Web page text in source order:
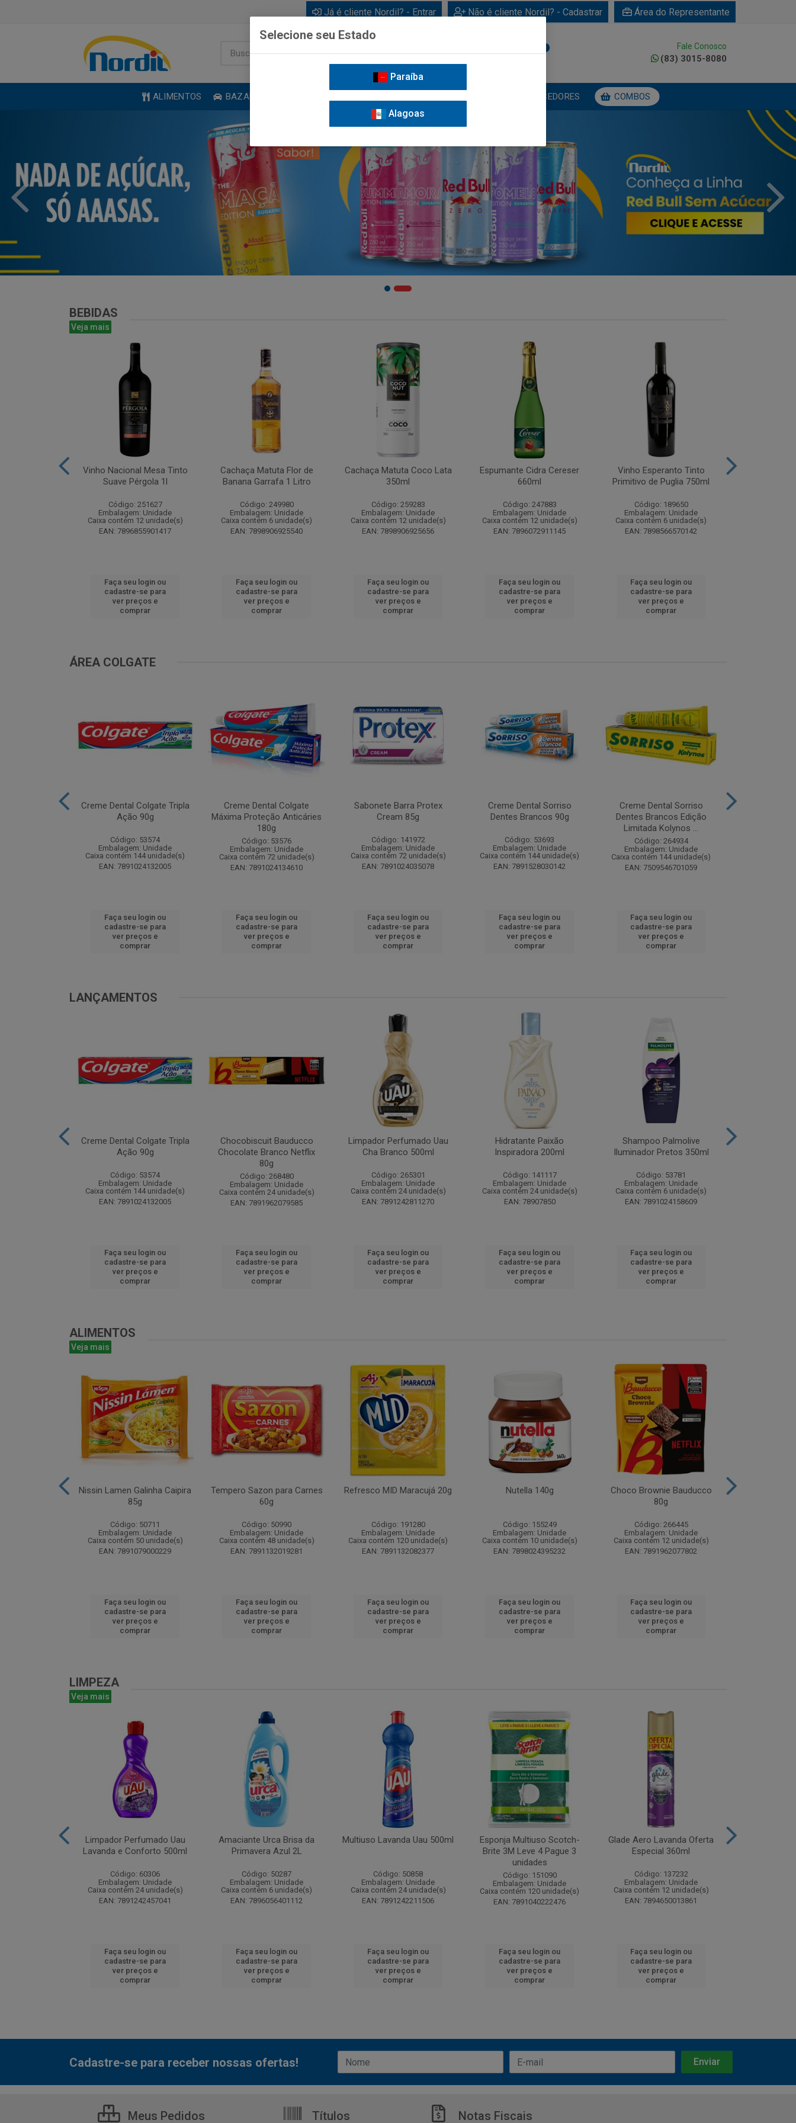
Já é cliente Nordil? - Entrar Não é cliente Nordil? - Cadastrar Área do Representante
Fale Conosco
(83) 3015-8080
ALIMENTOS BAZAR FORNECEDORES COMBOS
BEBIDAS
Veja mais
Vinho Nacional Mesa Tinto
Suave Pérgola 1l
Código: 251627
Embalagem: Unidade
Caixa contém 12 unidade(s)
EAN: 7896855901417
Faça seu login ou
cadastre-se para
ver preços e
comprar
Cachaça Matuta Flor de
Banana Garrafa 1 Litro
Código: 249980
Embalagem: Unidade
Caixa contém 6 unidade(s)
EAN: 7898906925540
Faça seu login ou
cadastre-se para
ver preços e
comprar
Cachaça Matuta Coco Lata
350ml
Código: 259283
Embalagem: Unidade
Caixa contém 12 unidade(s)
EAN: 7898906925656
Faça seu login ou
cadastre-se para
ver preços e
comprar
Espumante Cidra Cereser
660ml
Código: 247883
Embalagem: Unidade
Caixa contém 12 unidade(s)
EAN: 7896072911145
Faça seu login ou
cadastre-se para
ver preços e
comprar
Vinho Esperanto Tinto
Primitivo de Puglia 750ml
Código: 189650
Embalagem: Unidade
Caixa contém 6 unidade(s)
EAN: 7898566570142
Faça seu login ou
cadastre-se para
ver preços e
comprar
ÁREA COLGATE
Creme Dental Colgate Tripla
Ação 90g
Código: 53574
Embalagem: Unidade
Caixa contém 144 unidade(s)
EAN: 7891024132005
Faça seu login ou
cadastre-se para
ver preços e
comprar
Creme Dental Colgate
Máxima Proteção Anticáries
180g
Código: 53576
Embalagem: Unidade
Caixa contém 72 unidade(s)
EAN: 7891024134610
Faça seu login ou
cadastre-se para
ver preços e
comprar
Sabonete Barra Protex
Cream 85g
Código: 141972
Embalagem: Unidade
Caixa contém 72 unidade(s)
EAN: 7891024035078
Faça seu login ou
cadastre-se para
ver preços e
comprar
Creme Dental Sorriso
Dentes Brancos 90g
Código: 53693
Embalagem: Unidade
Caixa contém 144 unidade(s)
EAN: 7891528030142
Faça seu login ou
cadastre-se para
ver preços e
comprar
Creme Dental Sorriso
Dentes Brancos Edição
Limitada Kolynos ...
Código: 264934
Embalagem: Unidade
Caixa contém 144 unidade(s)
EAN: 7509546701059
Faça seu login ou
cadastre-se para
ver preços e
comprar
LANÇAMENTOS
Creme Dental Colgate Tripla
Ação 90g
Código: 53574
Embalagem: Unidade
Caixa contém 144 unidade(s)
EAN: 7891024132005
Faça seu login ou
cadastre-se para
ver preços e
comprar
Chocobiscuit Bauducco
Chocolate Branco Netflix
80g
Código: 268480
Embalagem: Unidade
Caixa contém 24 unidade(s)
EAN: 7891962079585
Faça seu login ou
cadastre-se para
ver preços e
comprar
Limpador Perfumado Uau
Cha Branco 500ml
Código: 265301
Embalagem: Unidade
Caixa contém 24 unidade(s)
EAN: 7891242811270
Faça seu login ou
cadastre-se para
ver preços e
comprar
Hidratante Paixão
Inspiradora 200ml
Código: 141117
Embalagem: Unidade
Caixa contém 24 unidade(s)
EAN: 78907850
Faça seu login ou
cadastre-se para
ver preços e
comprar
Shampoo Palmolive
Iluminador Pretos 350ml
Código: 53781
Embalagem: Unidade
Caixa contém 6 unidade(s)
EAN: 7891024158609
Faça seu login ou
cadastre-se para
ver preços e
comprar
ALIMENTOS
Veja mais
Nissin Lamen Galinha Caipira
85g
Código: 50711
Embalagem: Unidade
Caixa contém 50 unidade(s)
EAN: 7891079000229
Faça seu login ou
cadastre-se para
ver preços e
comprar
Tempero Sazon para Carnes
60g
Código: 50990
Embalagem: Unidade
Caixa contém 48 unidade(s)
EAN: 7891132019281
Faça seu login ou
cadastre-se para
ver preços e
comprar
Refresco MID Maracujá 20g
Código: 191280
Embalagem: Unidade
Caixa contém 120 unidade(s)
EAN: 7891132082377
Faça seu login ou
cadastre-se para
ver preços e
comprar
Nutella 140g
Código: 155249
Embalagem: Unidade
Caixa contém 10 unidade(s)
EAN: 7898024395232
Faça seu login ou
cadastre-se para
ver preços e
comprar
Choco Brownie Bauducco
80g
Código: 266445
Embalagem: Unidade
Caixa contém 12 unidade(s)
EAN: 7891962077802
Faça seu login ou
cadastre-se para
ver preços e
comprar
LIMPEZA
Veja mais
Limpador Perfumado Uau
Lavanda e Conforto 500ml
Código: 60306
Embalagem: Unidade
Caixa contém 24 unidade(s)
EAN: 7891242457041
Faça seu login ou
cadastre-se para
ver preços e
comprar
Amaciante Urca Brisa da
Primavera Azul 2L
Código: 50287
Embalagem: Unidade
Caixa contém 6 unidade(s)
EAN: 7896056401112
Faça seu login ou
cadastre-se para
ver preços e
comprar
Multiuso Lavanda Uau 500ml
Código: 50858
Embalagem: Unidade
Caixa contém 24 unidade(s)
EAN: 7891242211506
Faça seu login ou
cadastre-se para
ver preços e
comprar
Esponja Multiuso Scotch-
Brite 3M Leve 4 Pague 3
unidades
Código: 151090
Embalagem: Unidade
Caixa contém 120 unidade(s)
EAN: 7891040222476
Faça seu login ou
cadastre-se para
ver preços e
comprar
Glade Aero Lavanda Oferta
Especial 360ml
Código: 137232
Embalagem: Unidade
Caixa contém 12 unidade(s)
EAN: 7894650013861
Faça seu login ou
cadastre-se para
ver preços e
comprar
Cadastre-se para receber nossas ofertas!
Meus Pedidos Títulos Notas Fiscais
Selecione seu Estado
Paraíba
Alagoas